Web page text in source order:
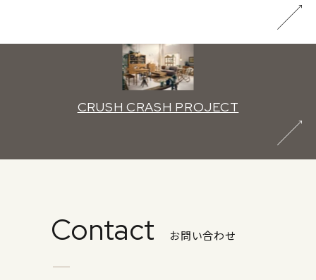
CRUSH CRASH PROJECT
Contact お問い合わせ